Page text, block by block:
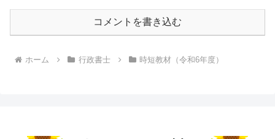
コメントを書き込む
ホーム 行政書士 時短教材（令和6年度）